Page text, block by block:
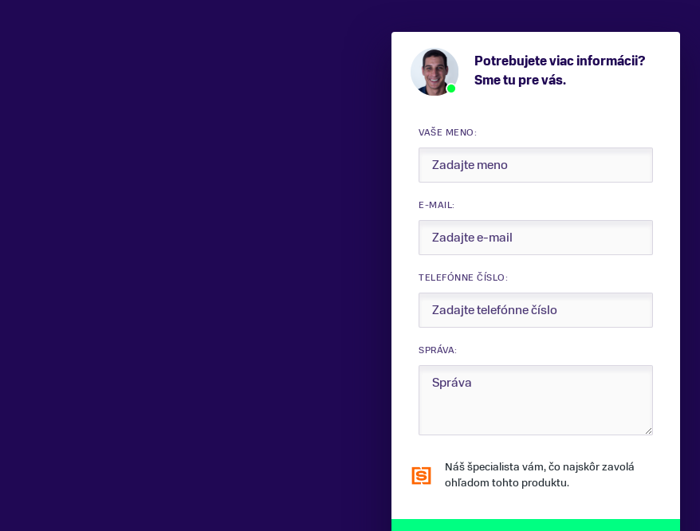
Potrebujete viac informácii?
Sme tu pre vás.
VAŠE MENO:
E-MAIL:
TELEFÓNNE ČÍSLO:
SPRÁVA:
Náš špecialista vám, čo najskôr zavolá
ohľadom tohto produktu.